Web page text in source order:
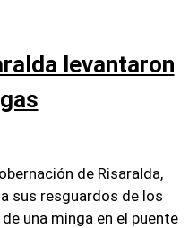
levantaron
de Risaralda,
sus resguardos de los
una minga en el puente